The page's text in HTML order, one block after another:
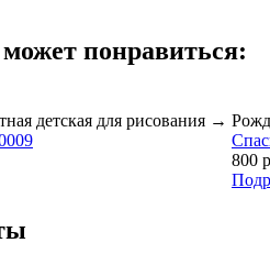
понравиться:
детская для рисования →
800